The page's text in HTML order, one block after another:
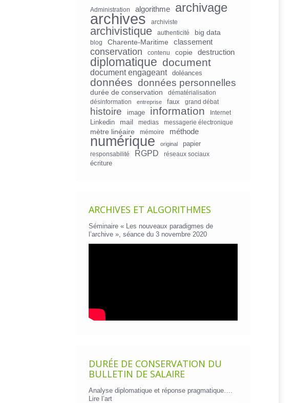
Administration algorithme archivage
archives archiviste
archivistique authenticité big data
blog Charente-Maritime classement
conservation contenu copie destruction
diplomatique document
document engageant doléances
données données personnelles
durée de conservation
dématérialisation
désinformation
entreprise faux grand débat
histoire image information Internet
Linkedin mail medias messagerie électronique
mètre linéaire mémoire méthode
numérique original papier
responsabilité RGPD réseaux sociaux
écriture
ARCHIVES ET ALGORITHMES
Séminaire « Les nouveaux paradigmes de
l’archive », séance du 3 novembre 2020
DURÉE DE CONSERVATION DU
BULLETIN DE SALAIRE
Analyse diplomatique et réponse pragmatique….
Lire l’art